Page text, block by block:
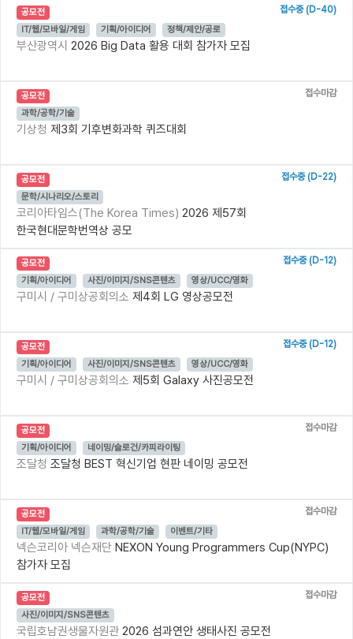
공모전
접수중 (D-40)
IT/웹/모바일/게임
기획/아이디어 정책/제안/공로
부산광역시 2026 Big Data 활용 대회 참가자 모집
공모전
접수마감
과학/공학/기술
기상청 제3회 기후변화과학 퀴즈대회
공모전
접수중 (D-22)
문학/시나리오/스토리
코리아타임스(The Korea Times) 2026 제57회
한국현대문학번역상 공모
공모전
접수중 (D-12)
기획/아이디어
사진/이미지/SNS콘텐츠 영상/UCC/영화
구미시 / 구미상공회의소 제4회 LG 영상공모전
공모전
접수중 (D-12)
기획/아이디어
사진/이미지/SNS콘텐츠 영상/UCC/영화
구미시 / 구미상공회의소 제5회 Galaxy 사진공모전
공모전
접수마감
기획/아이디어
네이밍/슬로건/카피라이팅
조달청 조달청 BEST 혁신기업 현판 네이밍 공모전
공모전
접수마감
IT/웹/모바일/게임
과학/공학/기술 이벤트/기타
넥슨코리아 넥슨재단 NEXON Young Programmers Cup(NYPC)
참가자 모집
공모전
접수마감
사진/이미지/SNS콘텐츠
국립호남권생물자원관 2026 섬과연안 생태사진 공모전